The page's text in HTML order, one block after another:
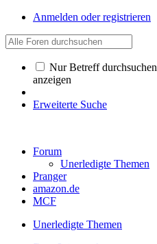
Anmelden oder registrieren
Nur Betreff durchsuchen
anzeigen
Erweiterte Suche
Forum
Unerledigte Themen
Pranger
amazon.de
MCF
Unerledigte Themen